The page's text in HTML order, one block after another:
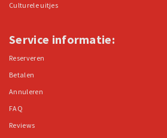
Culturele uitjes
Service informatie:
Reserveren
Betalen
Annuleren
FAQ
Reviews